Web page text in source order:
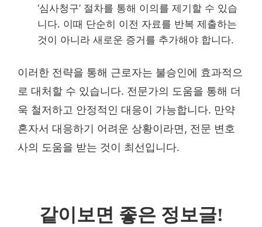
‘심사청구’ 절차를 통해 이의를 제기할 수 있습
니다. 이때 단순히 이전 자료를 반복 제출하는
것이 아니라 새로운 증거를 추가해야 합니다.
이러한 전략을 통해 근로자는 불승인에 효과적으
로 대처할 수 있습니다. 전문가의 도움을 통해 더
욱 철저하고 안정적인 대응이 가능합니다. 만약
혼자서 대응하기 어려운 상황이라면, 전문 변호
사의 도움을 받는 것이 최선입니다.
같이보면 좋은 정보글!